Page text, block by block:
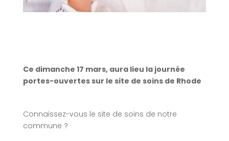
Ce dimanche 17 mars, aura lieu la journée
portes-ouvertes sur le site de soins de Rhode
Connaissez-vous le site de soins de notre
commune ?